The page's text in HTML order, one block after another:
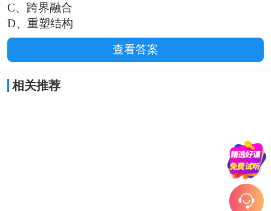
C、跨界融合
D、重塑结构
查看答案
相关推荐